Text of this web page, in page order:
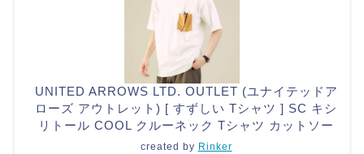
UNITED ARROWS LTD. OUTLET (ユナイテッドア
ローズ アウトレット) [ すずしい Tシャツ ] SC キシ
リトール COOL クルーネック Tシャツ カットソー
created by Rinker